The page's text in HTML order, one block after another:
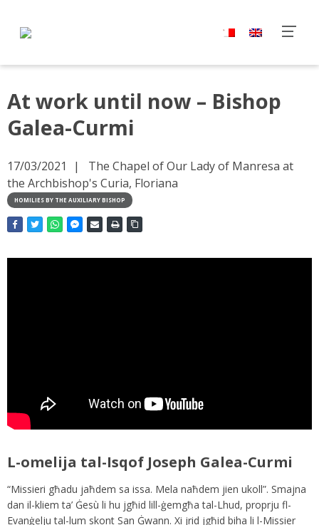
At work until now – Bishop
Galea-Curmi
17/03/2021
The Chapel of Our Lady of Manresa at
the Archbishop's Curia, Floriana
HOMILIES BY THE AUXILIARY BISHOP
L-omelija tal-Isqof Joseph Galea-Curmi
“Missieri għadu jaħdem sa issa. Mela naħdem jien ukoll”. Smajna
dan il-kliem ta’ Ġesù li hu jgħid lill-ġemgħa tal-Lhud, proprju fl-
Evanġelju tal-lum skont San Ġwann. Xi jrid jgħid biha li l-Missier